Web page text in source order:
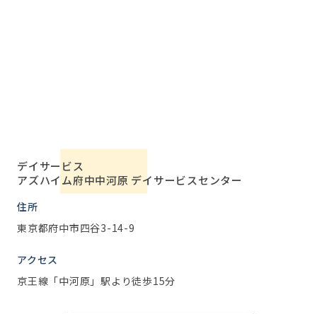
デイサービス
アズハイム府中中河原 デイサービスセンター
住所
東京都府中市四谷3-14-9
アクセス
京王線「中河原」駅より徒歩15分